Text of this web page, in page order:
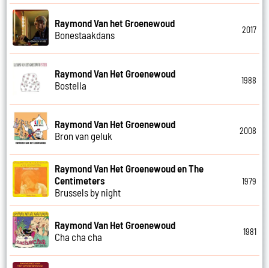
Raymond Van het Groenewoud
Bonestaakdans
2017
Raymond Van Het Groenewoud
Bostella
1988
Raymond Van Het Groenewoud
Bron van geluk
2008
Raymond Van Het Groenewoud en The
Centimeters
Brussels by night
1979
Raymond Van Het Groenewoud
Cha cha cha
1981